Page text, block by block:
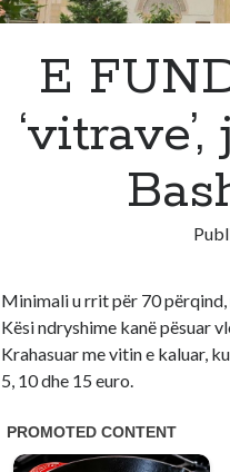
E
Minimali u rrit për 70
Kësi ndryshime kanë pësuar
Krahasuar me vitin e kaluar,
5, 10 dhe 15 euro.